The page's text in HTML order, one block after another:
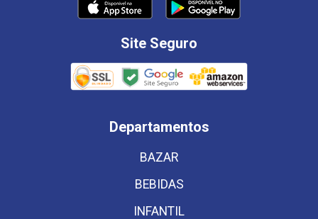
Site Seguro
Departamentos
BAZAR
BEBIDAS
INFANTIL